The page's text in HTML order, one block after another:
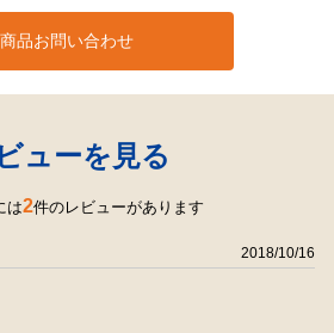
商品お問い合わせ
ューを見る
は2件のレビューがあります
2018/10/16